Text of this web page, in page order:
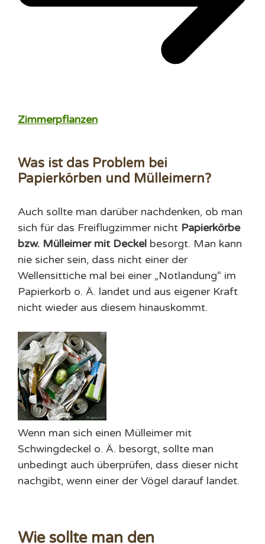
Zimmerpflanzen
Was ist das Problem bei
Papierkörben und Mülleimern?
Auch sollte man darüber nachdenken, ob man
sich für das Freiflugzimmer nicht Papierkörbe
bzw. Mülleimer mit Deckel besorgt. Man kann
nie sicher sein, dass nicht einer der
Wellensittiche mal bei einer „Notlandung“ im
Papierkorb o. Ä. landet und aus eigener Kraft
nicht wieder aus diesem hinauskommt.
Wenn man sich einen Mülleimer mit
Schwingdeckel o. Ä. besorgt, sollte man
unbedingt auch überprüfen, dass dieser nicht
nachgibt, wenn einer der Vögel darauf landet.
Wie sollte man den